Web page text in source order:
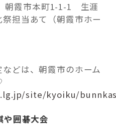
朝霞市本町1-1-1 生涯
担当あて（朝霞市ホー
どは、朝霞市のホーム
site/kyoiku/
や囲碁大会